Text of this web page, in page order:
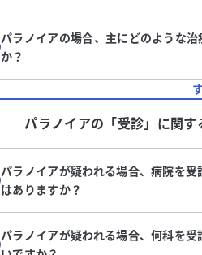
パラノイアの場合、主にどのような治
か？
パラノイアの「受診」に関す
パラノイアが疑われる場合、病院を受
はありますか？
パラノイアが疑われる場合、何科を受